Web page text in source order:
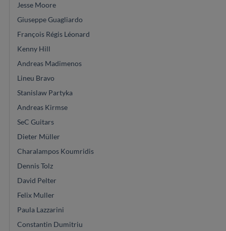
Jesse Moore
Giuseppe Guagliardo
François Régis Léonard
Kenny Hill
Andreas Madimenos
Lineu Bravo
Stanislaw Partyka
Andreas Kirmse
SeC Guitars
Dieter Müller
Charalampos Koumridis
Dennis Tolz
David Pelter
Felix Muller
Paula Lazzarini
Constantin Dumitriu